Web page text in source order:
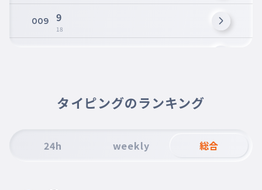
009 9
18
タイピングのランキング
24h weekly 総合